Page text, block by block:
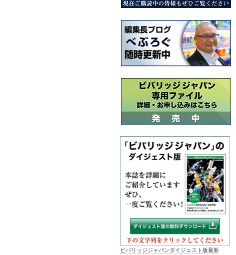
ビバリッジジャパンダイジェスト版最新